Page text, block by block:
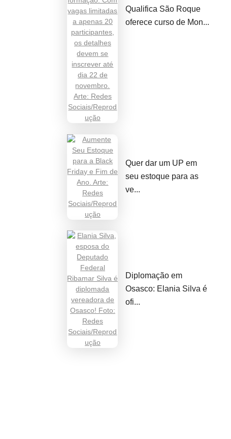
Qualifica São Roque
oferece curso de Mon...
Quer dar um UP em
seu estoque para as
ve...
Diplomação em
Osasco: Elania Silva é
ofi...